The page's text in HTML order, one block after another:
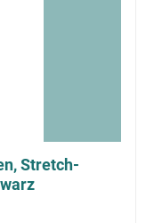
Stretch-